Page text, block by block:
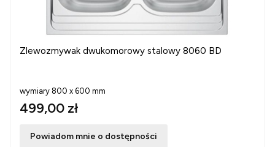
Zlewozmywak dwukomorowy stalowy 8060 BD
wymiary 800 x 600 mm
499,00 zł
Powiadom mnie o dostępności